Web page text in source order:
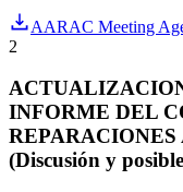
AARAC Meeting
2
INFORME DEL
(Discusión y